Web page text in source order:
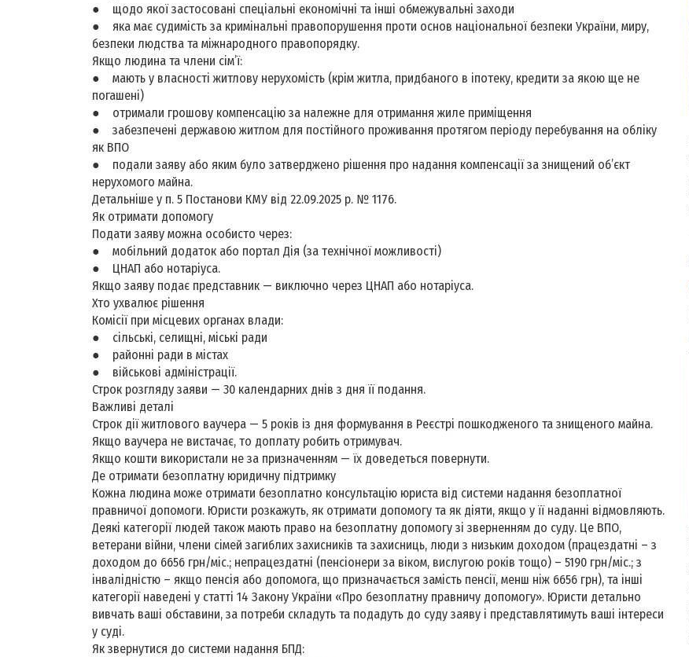
● щодо якої застосовані спеціальні економічні та інші обмежувальні заходи
● яка має судимість за кримінальні правопорушення проти основ національної безпеки України, миру,
безпеки людства та міжнародного правопорядку.
Якщо людина та члени сім’ї:
● мають у власності житлову нерухомість (крім житла, придбаного в іпотеку, кредити за якою ще не
погашені)
● отримали грошову компенсацію за належне для отримання жиле приміщення
● забезпечені державою житлом для постійного проживання протягом періоду перебування на обліку
як ВПО
● подали заяву або яким було затверджено рішення про надання компенсації за знищений об’єкт
нерухомого майна.
Детальніше у п. 5 Постанови КМУ від 22.09.2025 р. № 1176.
Як отримати допомогу
Подати заяву можна особисто через:
● мобільний додаток або портал Дія (за технічної можливості)
● ЦНАП або нотаріуса.
Якщо заяву подає представник — виключно через ЦНАП або нотаріуса.
Хто ухвалює рішення
Комісії при місцевих органах влади:
● сільські, селищні, міські ради
● районні ради в містах
● військові адміністрації.
Строк розгляду заяви — 30 календарних днів з дня її подання.
Важливі деталі
Строк дії житлового ваучера — 5 років із дня формування в Реєстрі пошкодженого та знищеного майна.
Якщо ваучера не вистачає, то доплату робить отримувач.
Якщо кошти використали не за призначенням — їх доведеться повернути.
Де отримати безоплатну юридичну підтримку
Кожна людина може отримати безоплатно консультацію юриста від системи надання безоплатної
правничої допомоги. Юристи розкажуть, як отримати допомогу та як діяти, якщо у її наданні відмовляють.
Деякі категорії людей також мають право на безоплатну допомогу зі зверненням до суду. Це ВПО,
ветерани війни, члени сімей загиблих захисників та захисниць, люди з низьким доходом (працездатні – з
доходом до 6656 грн/міс.; непрацездатні (пенсіонери за віком, вислугою років тощо) – 5190 грн/міс.; з
інвалідністю – якщо пенсія або допомога, що призначається замість пенсії, менш ніж 6656 грн), та інші
категорії наведені у статті 14 Закону України «Про безоплатну правничу допомогу». Юристи детально
вивчать ваші обставини, за потреби складуть та подадуть до суду заяву і представлятимуть ваші інтереси
у суді.
Як звернутися до системи надання БПД: